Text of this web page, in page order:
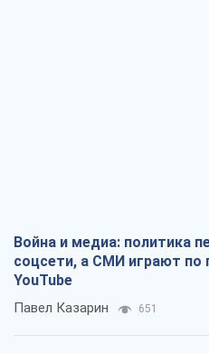
Война и медиа: политика
соцсети, а СМИ играют по
YouTube
Павел Казарин 651